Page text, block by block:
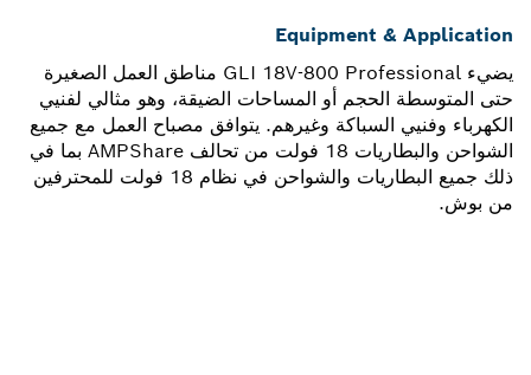
Equipment & Application
يضيء GLI 18V-800 Professional مناطق العمل الصغيرة
حتى المتوسطة الحجم أو المساحات الضيقة، وهو مثالي لفنيي
الكهرباء وفنيي السباكة وغيرهم. يتوافق مصباح العمل مع جميع
الشواحن والبطاريات 18 فولت من تحالف AMPShare بما في
ذلك جميع البطاريات والشواحن في نظام 18 فولت للمحترفين
من بوش.